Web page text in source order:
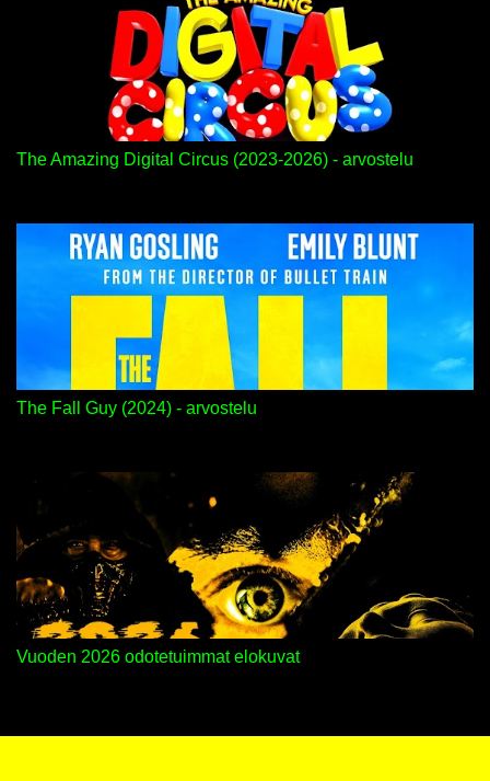
The Amazing Digital Circus (2023-2026) - arvostelu
The Fall Guy (2024) - arvostelu
Vuoden 2026 odotetuimmat elokuvat